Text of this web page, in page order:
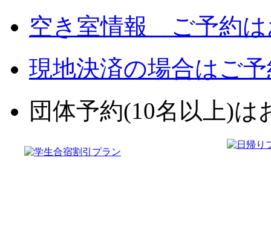
空き室情報 ご予約は
現地決済の場合はご
団体予約(10名以上)は